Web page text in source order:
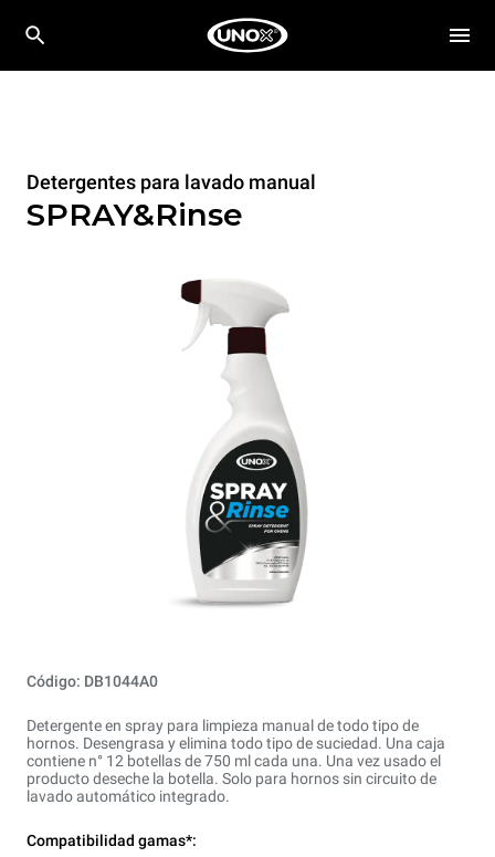
Detergentes para lavado manual
SPRAY&Rinse
Código: DB1044A0
Detergente en spray para limpieza manual de todo tipo de
hornos. Desengrasa y elimina todo tipo de suciedad. Una caja
contiene n° 12 botellas de 750 ml cada una. Una vez usado el
producto deseche la botella. Solo para hornos sin circuito de
lavado automático integrado.
Compatibilidad gamas*: